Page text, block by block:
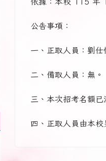
公告事項：
一、正取人員：劉仕
二、備取人員：無。
三、本次招考名額已
四、正取人員由本校